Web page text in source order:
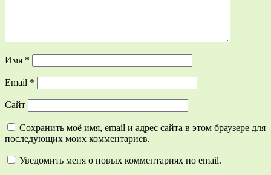
Имя *
Email *
Сайт
Сохранить моё имя, email и адрес сайта в этом браузере для
последующих моих комментариев.
Уведомить меня о новых комментариях по email.